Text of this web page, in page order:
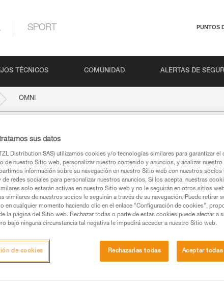
SPORT PUNTOS
TÉCNICOS COMUNIDAD ALERTAS DE
OMNI
sus datos
Distribution SAS) utilizamos cookies y/o tecnologías similares para garantizar el
de nuestro Sitio web, personalizar nuestro contenido y anuncios, y analizar
información sobre su navegación en nuestro Sitio web con nuestros socios
redes sociales para personalizar nuestros anuncios. Si los acepta, nuestras
solo estarán activas en nuestro Sitio web y no le seguirán en otros sitios
similares de nuestros socios le seguirán a través de su navegación. Puede retirar
en cualquier momento haciendo clic en el enlace "Configuración de cookies",
la página del Sitio web. Rechazar todas o parte de estas cookies puede afectar a
bajo ninguna circunstancia tal negativa le impedirá acceder a nuestro Sitio web.
Rechazarlas todas Aceptar
de cookies